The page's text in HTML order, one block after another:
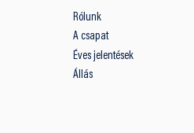
Rólunk
A csapat
Éves jelentések
Állás